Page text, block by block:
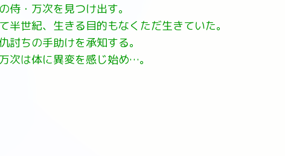
侍・万次を見つけ出す。
半世紀、生きる目的もなくただ生きていた。
討ちの手助けを承知する。
次は体に異変を感じ始め…。